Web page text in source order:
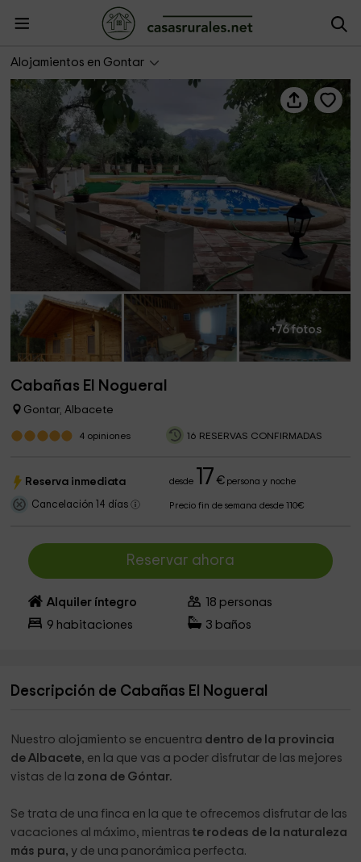
Alojamientos en Gontar
Cabañas El Nogueral
+76 fotos
Cabañas El Nogueral
Gontar, Albacete
4 opiniones 16 RESERVAS CONFIRMADAS
Reserva inmediata desde 17 €persona y noche
Cancelación 14 días Precio fin de semana desde 110€
Reservar ahora
Alquiler íntegro 18 personas
9 habitaciones 3 baños
Descripción de Cabañas El Nogueral
Nuestro alojamiento se encuentra dentro de la provincia
de Albacete, en la que vas a poder disfrutar de las mejores
vistas de la zona de Góntar.
Se trata de una finca en la que te ofrecemos disfrutar de las
vacaciones al máximo, mientraste rodeas de la naturaleza
más pura, y de una panorámica perfecta.